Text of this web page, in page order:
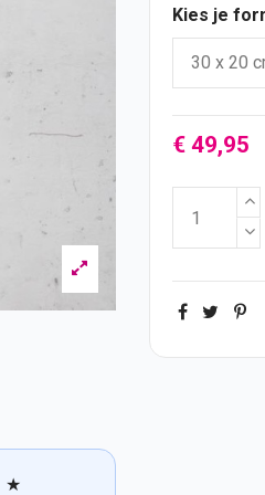
★
Kies je
€ 49,95